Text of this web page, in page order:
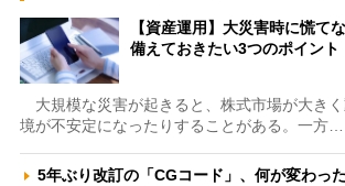
【資産運用】大災害時に慌て
備えておきたい3つのポイン
大規模な災害が起きると、株式市場が大き
境が不安定になったりすることがある。一方…
5年ぶり改訂の「CGコード」、何が変わっ